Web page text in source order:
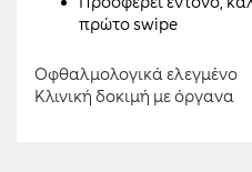
πρώτο swipe
Οφθαλμολογικά ελεγμένο
Κλινική δοκιμή με όργανα